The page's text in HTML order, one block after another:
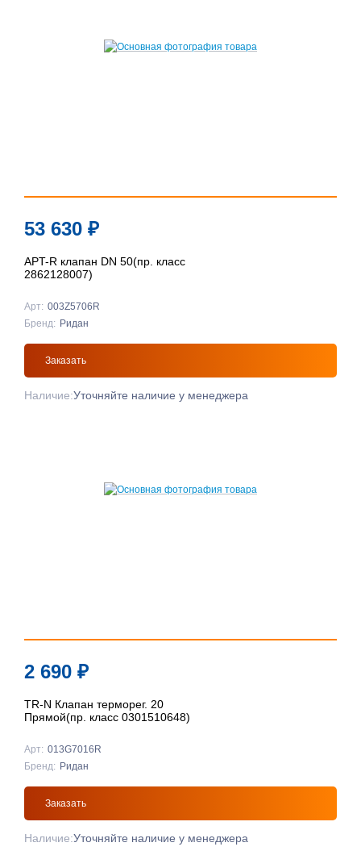
53 630 ₽
APT-R клапан DN 50(пр. класс
2862128007)
Арт: 003Z5706R
Бренд: Ридан
Заказать
Наличие:Уточняйте наличие у менеджера
2 690 ₽
TR-N Клапан терморег. 20
Прямой(пр. класс 0301510648)
Арт: 013G7016R
Бренд: Ридан
Заказать
Наличие:Уточняйте наличие у менеджера